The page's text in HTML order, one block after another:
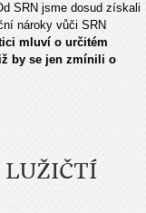
SRN jsme dosud získali
nároky vůči SRN
mluví o určitém
by se jen zmínili o
LUŽIČTÍ